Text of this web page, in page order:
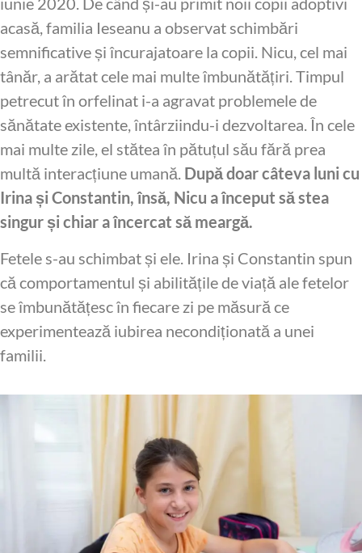
acasă, familia Ieseanu a observat schimbări
semnificative și încurajatoare la copii. Nicu, cel mai
tânăr, a arătat cele mai multe îmbunătățiri. Timpul
petrecut în orfelinat i-a agravat problemele de
sănătate existente, întârziindu-i dezvoltarea. În cele
mai multe zile, el stătea în pătuțul său fără prea
multă interacțiune umană. După doar câteva luni cu
Irina și Constantin, însă, Nicu a început să stea
singur și chiar a încercat să meargă.
Fetele s-au schimbat și ele. Irina și Constantin spun
că comportamentul și abilitățile de viață ale fetelor
se îmbunătățesc în fiecare zi pe măsură ce
experimentează iubirea necondiționată a unei
familii.